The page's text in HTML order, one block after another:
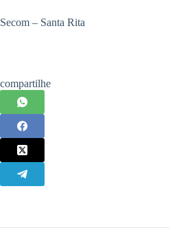
Secom – Santa Rita
compartilhe